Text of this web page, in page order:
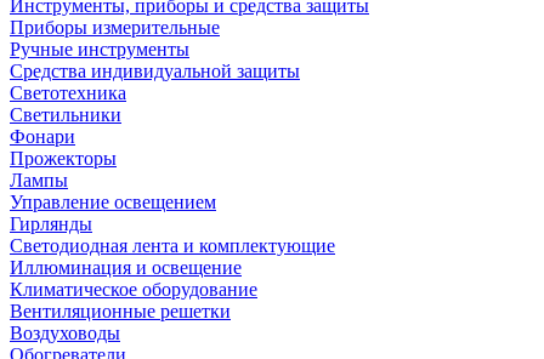
Инструменты, приборы и средства защиты
Приборы измерительные
Ручные инструменты
Средства индивидуальной защиты
Светотехника
Светильники
Фонари
Прожекторы
Лампы
Управление освещением
Гирлянды
Светодиодная лента и комплектующие
Иллюминация и освещение
Климатическое оборудование
Вентиляционные решетки
Воздуховоды
Обогреватели